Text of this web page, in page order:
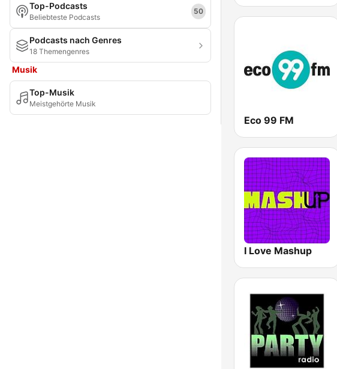
Top-Podcasts
Beliebteste Podcasts
50
Podcasts nach Genres
18 Themengenres
Musik
Top-Musik
Meistgehörte Musik
Eco 99 FM
I Love Mashup